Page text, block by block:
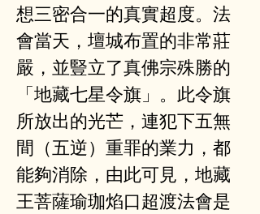
想三密合一的真實超度。法
會當天，壇城布置的非常莊
嚴，並豎立了真佛宗殊勝的
「地藏七星令旗」。此令旗
所放出的光芒，連犯下五無
間（五逆）重罪的業力，都
能夠消除，由此可見，地藏
王菩薩瑜珈焰口超渡法會是